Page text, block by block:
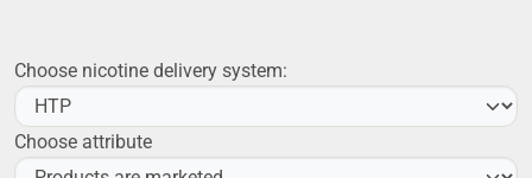
Choose nicotine delivery system:
Choose attribute